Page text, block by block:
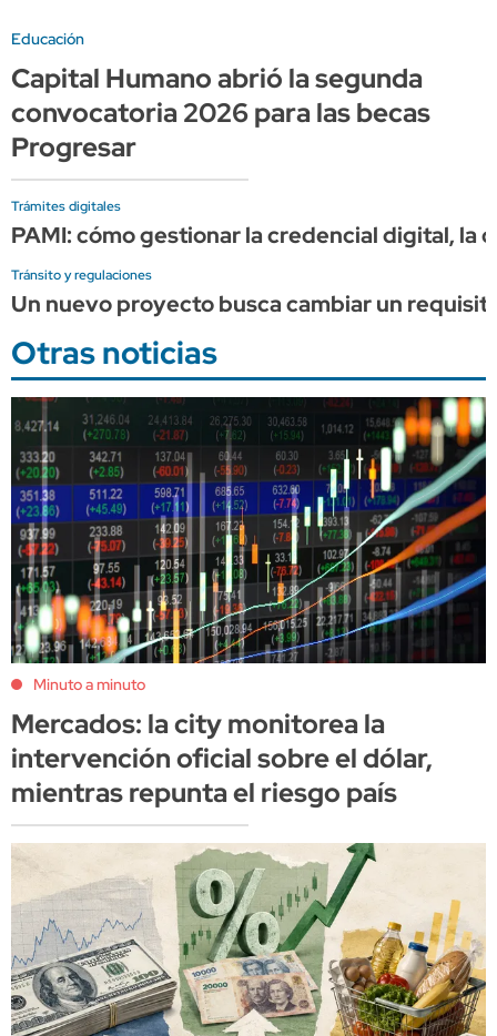
Educación
Capital Humano abrió la segunda
convocatoria 2026 para las becas
Progresar
Trámites digitales
PAMI: cómo gestionar la credencial digital,
Tránsito y regulaciones
Un nuevo proyecto busca cambiar un
Otras noticias
Minuto a minuto
Mercados: la city monitorea la
intervención oficial sobre el dólar,
mientras repunta el riesgo país